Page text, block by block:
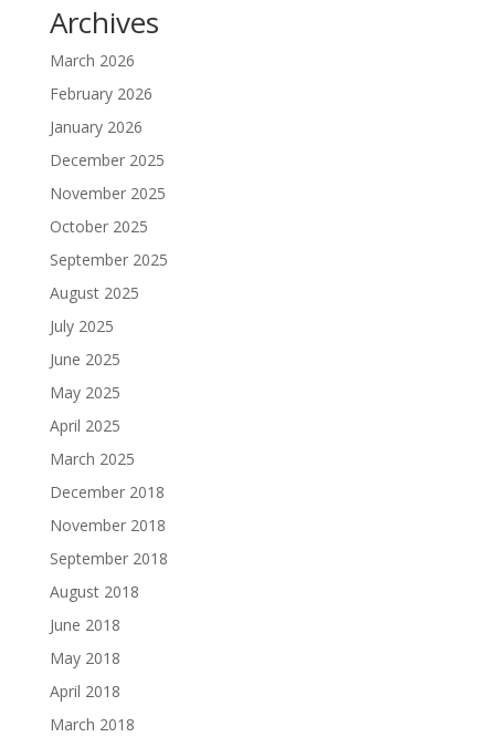
Archives
March 2026
February 2026
January 2026
December 2025
November 2025
October 2025
September 2025
August 2025
July 2025
June 2025
May 2025
April 2025
March 2025
December 2018
November 2018
September 2018
August 2018
June 2018
May 2018
April 2018
March 2018